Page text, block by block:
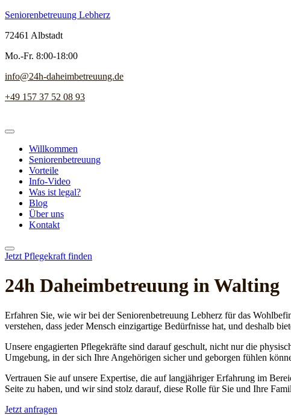
Seniorenbetreuung Lebherz
72461 Albstadt
Mo.-Fr. 8:00-18:00
info@24h-daheimbetreuung.de
+49 157 37 52 08 93
Willkommen
Seniorenbetreuung
Vorteile
Info-Video
Was ist legal?
Blog
Über uns
Kontakt
Jetzt Pflegekraft finden
24h Daheim­betreuung in Walting
Erfahren Sie, wie wir bei der Seniorenbetreuung Lebherz für das
verstehen, dass jeder Mensch einzigartige Bedürfnisse hat, und deshalb
Unsere engagierten Pflegekräfte sind darauf geschult, nicht nur die
Umgebung, in der sich Ihre Angehörigen sicher und geborgen fühlen
Vertrauen Sie auf unsere Expertise, die auf langjähriger Erfahrung im
Seite zu haben, und wir sind stolz darauf, diese Rolle für Sie und Ihre
Jetzt anfragen